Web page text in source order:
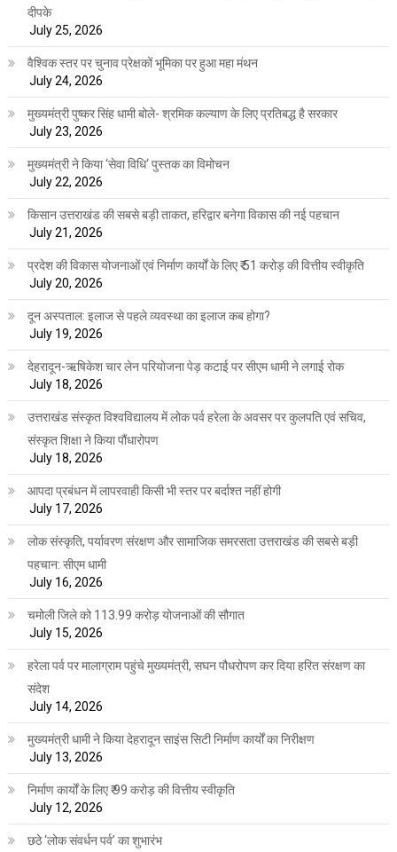
दीपके
July 25, 2026
वैश्विक स्तर पर चुनाव प्रेक्षकों भूमिका पर हुआ महा मंथन
July 24, 2026
मुख्यमंत्री पुष्कर सिंह धामी बोले- श्रमिक कल्याण के लिए प्रतिबद्ध है सरकार
July 23, 2026
मुख्यमंत्री ने किया ‘सेवा विधि‘ पुस्तक का विमोचन
July 22, 2026
किसान उत्तराखंड की सबसे बड़ी ताकत, हरिद्वार बनेगा विकास की नई पहचान
July 21, 2026
प्रदेश की विकास योजनाओं एवं निर्माण कार्यों के लिए ₹ 51 करोड़ की वित्तीय स्वीकृति
July 20, 2026
दून अस्पताल: इलाज से पहले व्यवस्था का इलाज कब होगा?
July 19, 2026
देहरादून-ऋषिकेश चार लेन परियोजना पेड़ कटाई पर सीएम धामी ने लगाई रोक
July 18, 2026
उत्तराखंड संस्कृत विश्वविद्यालय में लोक पर्व हरेला के अवसर पर कुलपति एवं सचिव,
संस्कृत शिक्षा ने किया पौंधारोपण
July 18, 2026
आपदा प्रबंधन में लापरवाही किसी भी स्तर पर बर्दाश्त नहीं होगी
July 17, 2026
लोक संस्कृति, पर्यावरण संरक्षण और सामाजिक समरसता उत्तराखंड की सबसे बड़ी
पहचान: सीएम धामी
July 16, 2026
चमोली जिले को 113.99 करोड़ योजनाओं की सौगात
July 15, 2026
हरेला पर्व पर मालाग्राम पहुंचे मुख्यमंत्री, सघन पौधरोपण कर दिया हरित संरक्षण का
संदेश
July 14, 2026
मुख्यमंत्री धामी ने किया देहरादून साइंस सिटी निर्माण कार्यों का निरीक्षण
July 13, 2026
निर्माण कार्यों के लिए ₹ 99 करोड़ की वित्तीय स्वीकृति
July 12, 2026
छठे ‘लोक संवर्धन पर्व’ का शुभारंभ